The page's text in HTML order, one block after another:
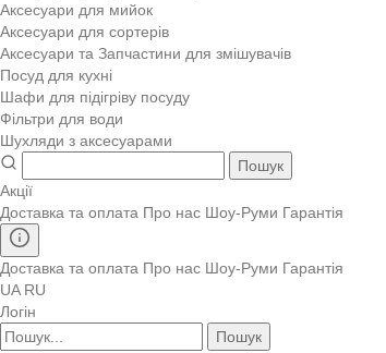
Аксесуари для мийок
Аксесуари для сортерів
Аксесуари та Запчастини для змішувачів
Посуд для кухні
Шафи для підігріву посуду
Фільтри для води
Шухляди з аксесуарами
Пошук
Акції
Доставка та оплата Про нас Шоу-Руми Гарантія
Доставка та оплата Про нас Шоу-Руми Гарантія
UA RU
Логін
Пошук